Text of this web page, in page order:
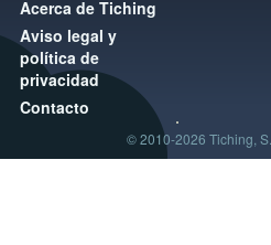
Acerca de Tiching
Aviso legal y
política de
privacidad
Contacto
© 2010-2026 Tiching,